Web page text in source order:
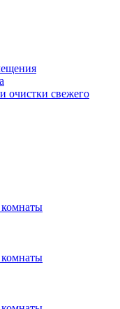
очистки свежего